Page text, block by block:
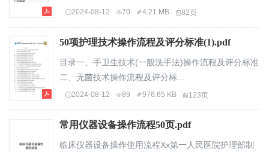
2024-08-12 70 4.21 MB 82页
50项护理技术操作流程及评分标准(1).pdf
目录一、手卫生技术(一般洗手法)操作流程及评分标准
二、无菌技术操作流程及评分标...
2024-08-12 89 976.65 KB 123页
常用仪器设备操作流程50页.pdf
临床仪器设备操作使用流程Xx第一人民医院护理部制